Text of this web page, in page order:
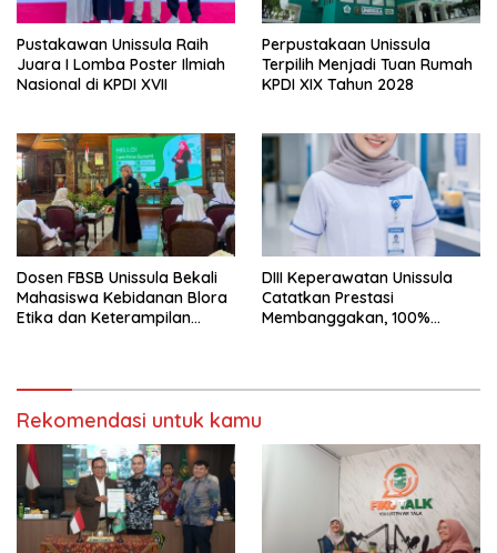
Pustakawan Unissula Raih
Juara I Lomba Poster Ilmiah
Nasional di KPDI XVII
Perpustakaan Unissula
Terpilih Menjadi Tuan Rumah
KPDI XIX Tahun 2028
Dosen FBSB Unissula Bekali
Mahasiswa Kebidanan Blora
Etika dan Keterampilan
DIII Keperawatan Unissula
Catatkan Prestasi
Membanggakan, 100%
Rekomendasi untuk kamu